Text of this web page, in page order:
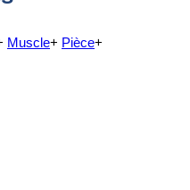
Muscle+ Pièce+